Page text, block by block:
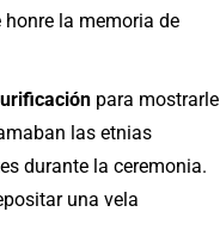
la memoria de
para mostrarle
las etnias
durante la ceremonia.
una vela